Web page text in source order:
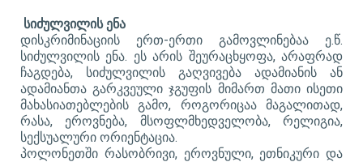
სიძულვილის ენა
დისკრიმინაციის ერთ-ერთი გამოვლინებაა ე.წ.
სიძულვილის ენა. ეს არის შეურაცხყოფა, არაფრად
ჩაგდება, სიძულვილის გაღვივება ადამიანის ან
ადამიანთა გარკვეული ჯგუფის მიმართ მათი ისეთი
მახასიათებლების გამო, როგორიცაა მაგალითად,
რასა, ეროვნება, მსოფლმხედველობა, რელიგია,
სექსუალური ორიენტაცია.
პოლონეთში რასობრივი, ეროვნული, ეთნიკური და